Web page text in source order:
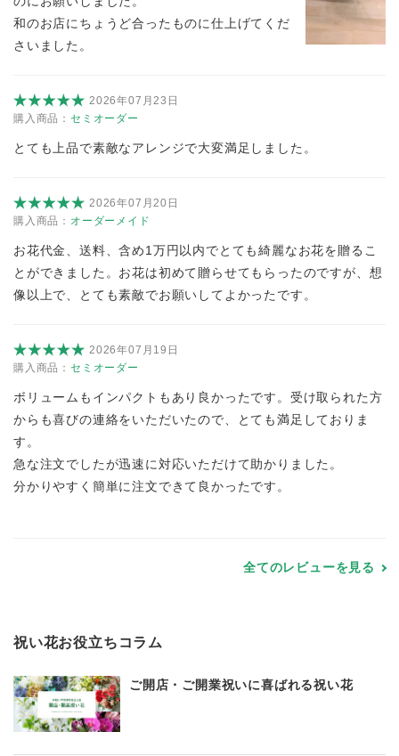
和のお店にちょうど合ったものに仕上げてくだ
さいました。
2026年07月23日
購入商品： セミオーダー
とても上品で素敵なアレンジで大変満足しました。
2026年07月20日
購入商品： オーダーメイド
お花代金、送料、含め1万円以内でとても綺麗なお花を贈るこ
とができました。お花は初めて贈らせてもらったのですが、想
像以上で、とても素敵でお願いしてよかったです。
2026年07月19日
購入商品： セミオーダー
ボリュームもインパクトもあり良かったです。受け取られた方
からも喜びの連絡をいただいたので、とても満足しておりま
す。
急な注文でしたが迅速に対応いただけて助かりました。
分かりやすく簡単に注文できて良かったです。
全てのレビューを見る
祝い花お役立ちコラム
ご開店・ご開業祝いに喜ばれる祝い花